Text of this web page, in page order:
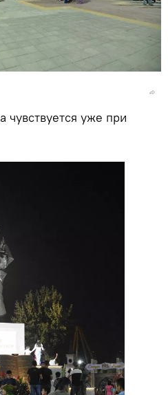
чувствуется уже при